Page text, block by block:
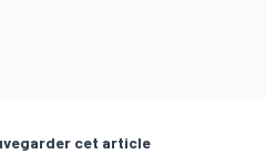
cet article